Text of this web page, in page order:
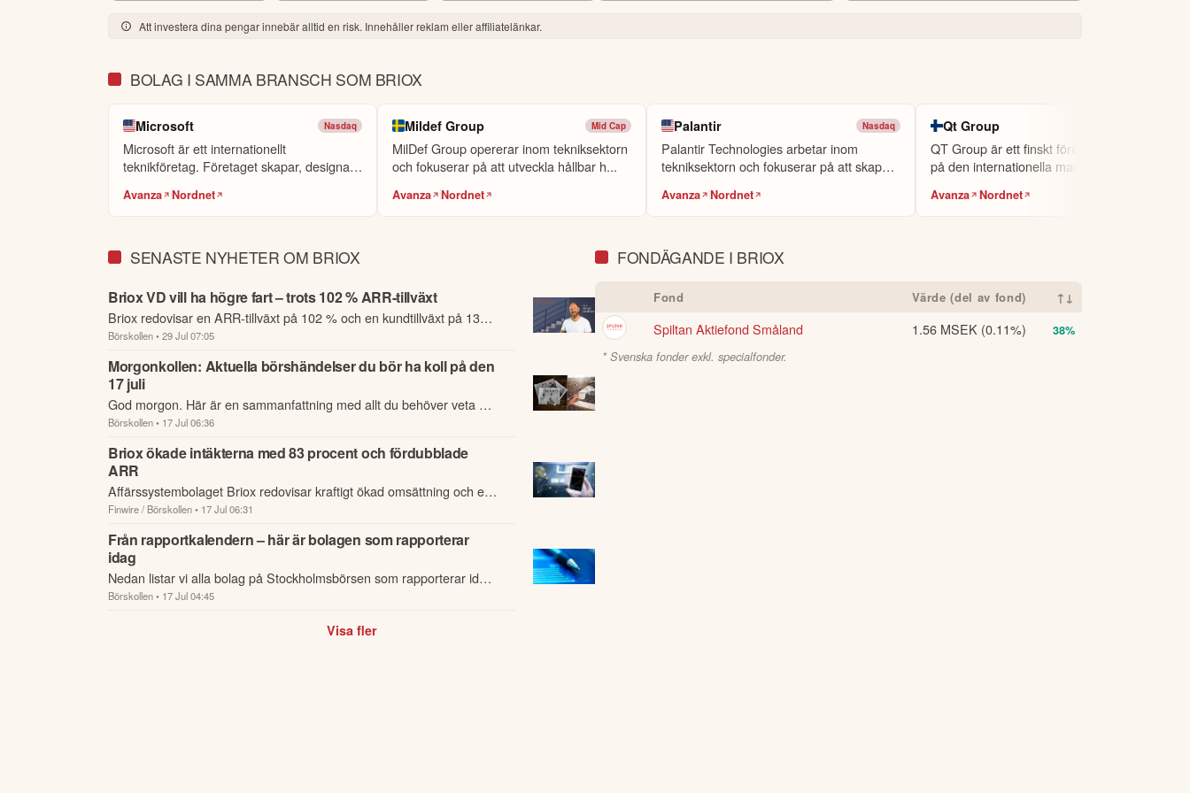
Nu laddar vi om för nya höjder och fortsatt tillväxt under andra halvan av 2026.
Mikael Lindblom
CEO
Denna summering har tagits fram med hjälp av AI och kan därför innehålla förenklingar eller sakna viss information. Innehållet ska inte ses som investeringsråd
eller personlig rådgivning. Ta alltid del av bolagets fullständiga kvartalsrapport innan du fattar investeringsbeslut. Historisk avkastning är ingen garanti för
framtida avkastning.
Skulle du upptäcka fel eller andra förbättringsförslag i materialet är du välkommen attkontakta oss
Att investera dina pengar innebär alltid en risk. Innehåller reklam eller affiliatelänkar.
BOLAG I SAMMA BRANSCH SOM BRIOX
Microsoft Nasdaq
Microsoft är ett internationellt
teknikföretag. Företaget skapar, designar
Avanza Nordnet
Mildef Group Mid Cap
MilDef Group opererar inom tekniksektorn
och fokuserar på att utveckla hållbar h...
Avanza Nordnet
Palantir Nasdaq
Palantir Technologies arbetar inom
tekniksektorn och fokuserar på att skapa
Avanza Nordnet
Qt Group
QT Group är ett finskt företag som verkar
på den internationella marknaden för u...
Avanza Nordnet
SENASTE NYHETER OM BRIOX
Briox VD vill ha högre fart – trots 102 % ARR-tillväxt
Briox redovisar en ARR-tillväxt på 102 % och en kundtillväxt på 130
% för det senaste kvartalet.
Börskollen• 29 Jul 07:05
Morgonkollen: Aktuella börshändelser du bör ha koll på den
17 juli
God morgon. Här är en sammanfattning med allt du behöver veta om
nattens händelser och kommande dagens viktigaste händelser på
börsen.
Börskollen• 17 Jul 06:36
Briox ökade intäkterna med 83 procent och fördubblade
ARR
Affärssystembolaget Briox redovisar kraftigt ökad omsättning och en
fördubblad årlig återkommande intäkt (ARR) under det andra
kvartalet, sa...
Finwire / Börskollen• 17 Jul 06:31
Från rapportkalendern – här är bolagen som rapporterar
idag
Nedan listar vi alla bolag på Stockholmsbörsen som rapporterar idag
den 17 juli.
Börskollen• 17 Jul 04:45
Visa fler
FONDÄGANDE I BRIOX
Fond Värde (del av fond) ↑↓
Spiltan Aktiefond Småland 1.56 MSEK (0.11%)
38%
* Svenska fonder exkl. specialfonder.